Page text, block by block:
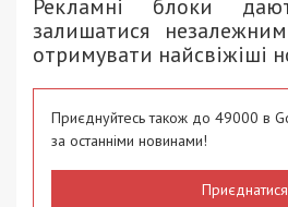
Рекламні блоки
залишатися
отримувати найсвіжіші
Приєднуйтесь також до 49000 в
за останніми новинами!
Приєднатися